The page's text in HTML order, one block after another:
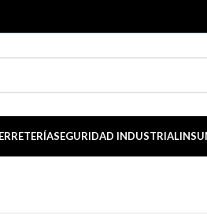
SEGURIDAD INDUSTRIAL